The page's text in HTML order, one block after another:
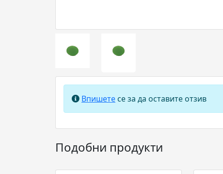
Впишете се за да оставите отзив
Подобни продукти